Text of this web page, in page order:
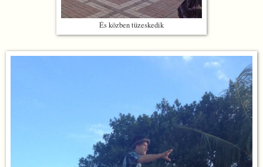
És közben tüzeskedik